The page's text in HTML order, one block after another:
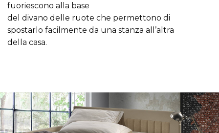
fuoriescono alla base
del divano delle ruote che permettono di
spostarlo facilmente da una stanza all’altra
della casa.